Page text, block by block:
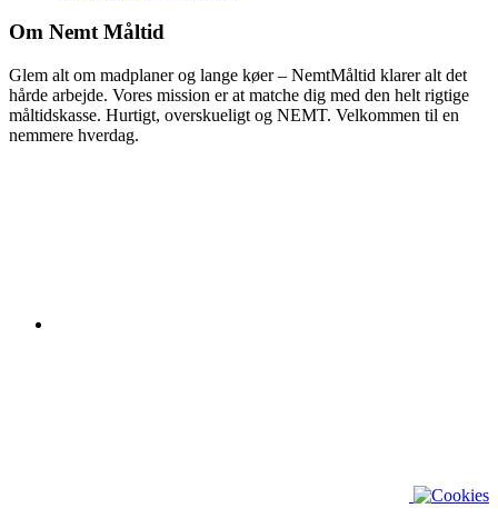
Om Nemt Måltid
Glem alt om madplaner og lange køer – NemtMåltid klarer alt det
hårde arbejde. Vores mission er at matche dig med den helt rigtige
måltidskasse. Hurtigt, overskueligt og NEMT. Velkommen til en
nemmere hverdag.